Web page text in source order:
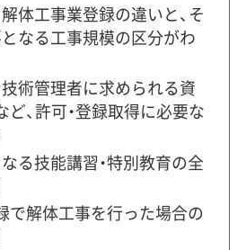
体工事業登録の違いと、そ
なる工事規模の区分がわ
術管理者に求められる資
ど、許可・登録取得に必要な
る技能講習・特別教育の全
で解体工事を行った場合の